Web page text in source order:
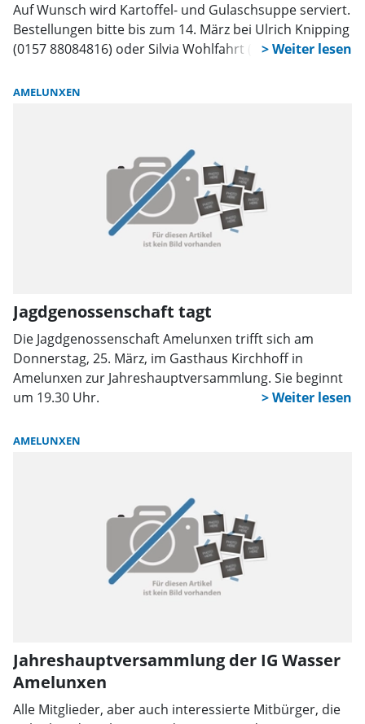
Auf Wunsch wird Kartoffel- und Gulaschsuppe serviert.
Bestellungen bitte bis zum 14. März bei Ulrich Knipping
(0157 88084816) oder Silvia Wohlfahrt (0160 95307039)
AMELUNXEN
Jagdgenossenschaft tagt
Die Jagdgenossenschaft Amelunxen trifft sich am
Donnerstag, 25. März, im Gasthaus Kirchhoff in
Amelunxen zur Jahreshauptversammlung. Sie beginnt
um 19.30 Uhr.
AMELUNXEN
Jahreshauptversammlung der IG Wasser
Amelunxen
Alle Mitglieder, aber auch interessierte Mitbürger, die